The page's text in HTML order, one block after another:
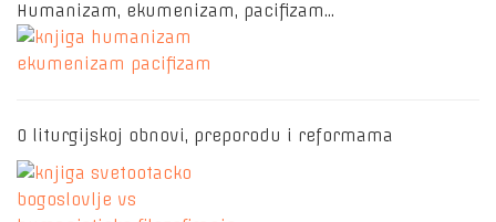
Humanizam, ekumenizam, pacifizam…
O liturgijskoj obnovi, preporodu i reformama